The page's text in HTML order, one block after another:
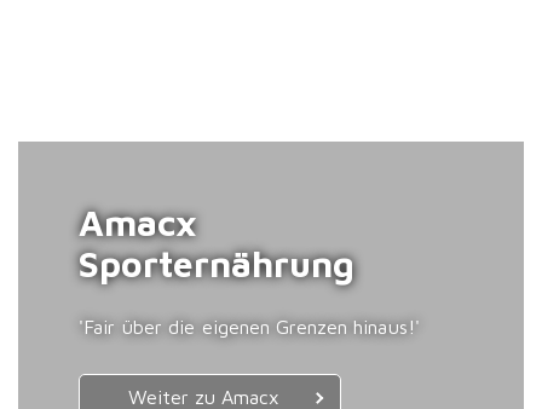
Amacx
Sporternährung
'Fair über die eigenen Grenzen hinaus!'
Weiter zu Amacx